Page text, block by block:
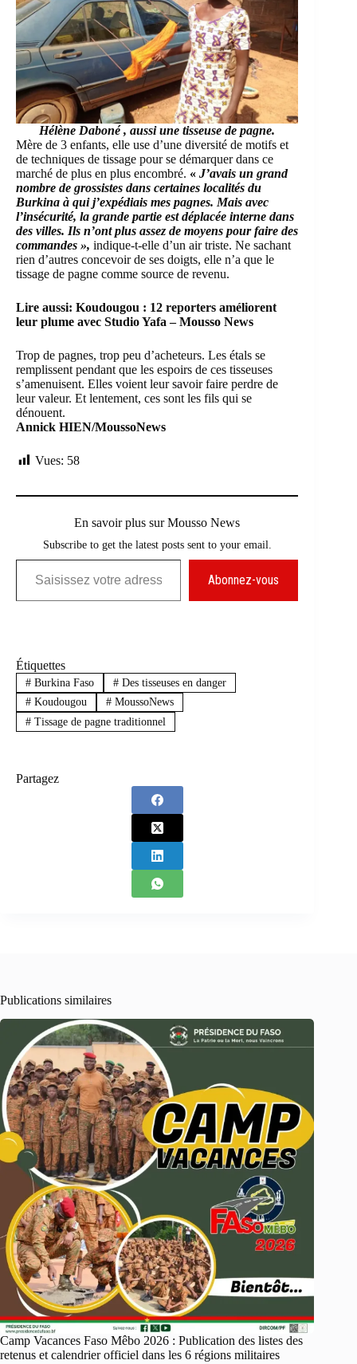
Hélène Daboné, aussi une tisseuse de pagne.
Mère de 3 enfants, elle use d’une diversité de motifs et
de techniques de tissage pour se démarquer dans ce
marché de plus en plus encombré. « J’avais un grand
nombre de grossistes dans certaines localités du
Burkina à qui j’expédiais mes pagnes. Mais avec
l’insécurité, la grande partie est déplacée interne dans
des villes. Ils n’ont plus assez de moyens pour faire des
commandes », indique-t-elle d’un air triste. Ne sachant
rien d’autres concevoir de ses doigts, elle n’a que le
tissage de pagne comme source de revenu.
Lire aussi: Koudougou : 12 reporters améliorent
leur plume avec Studio Yafa – Mousso News
Trop de pagnes, trop peu d’acheteurs. Les étals se
remplissent pendant que les espoirs de ces tisseuses
s’amenuisent. Elles voient leur savoir faire perdre de
leur valeur. Et lentement, ces sont les fils qui se
dénouent.
Annick HIEN/MoussoNews
Vues: 58
En savoir plus sur Mousso News
Subscribe to get the latest posts sent to your email.
Saisissez votre adresse e-mail…
Abonnez-vous
Étiquettes
#Burkina Faso #Des tisseuses en danger
#Koudougou #MoussoNews
#Tissage de pagne traditionnel
Partagez
Publications similaires
Camp Vacances Faso Mêbo 2026 : Publication des listes des
retenus et calendrier officiel dans les 6 régions militaires